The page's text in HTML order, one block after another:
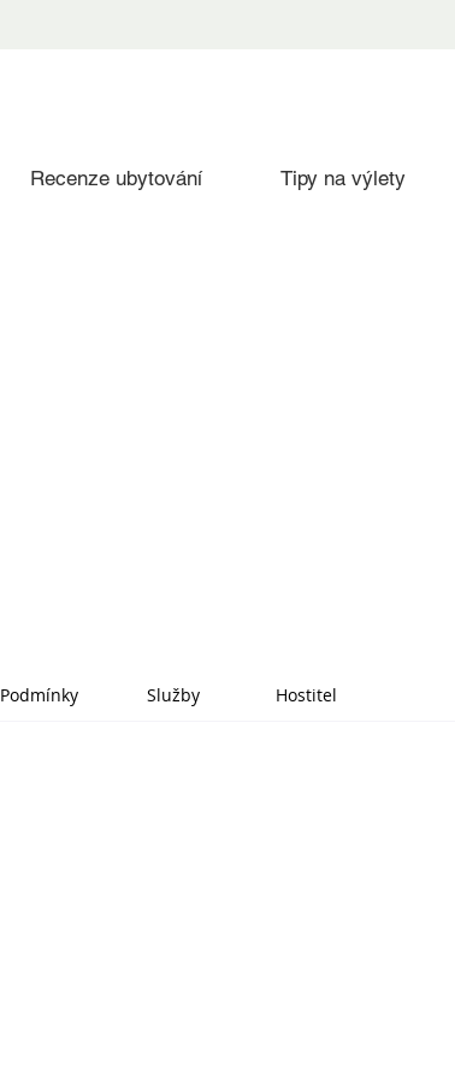
Recenze ubytování Tipy na výlety
Podmínky Služby Hostitel